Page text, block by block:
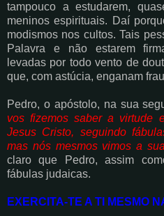
tampouco a estudarem,
meninos espirituais. Daí
modismos nos cultos. Tais
Palavra e não estarem
levadas por todo vento de
que, com astúcia, enganam
Pedro, o apóstolo, na sua
vos fizemos saber a virtude
Jesus Cristo, seguindo
mas nós mesmos vimos a
claro que Pedro, assim
fábulas judaicas.
EXERCITA-TE A TI MESMO